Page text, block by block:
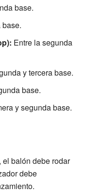
base.
Entre la segunda
y tercera base.
base.
y segunda base.
balón debe rodar
debe